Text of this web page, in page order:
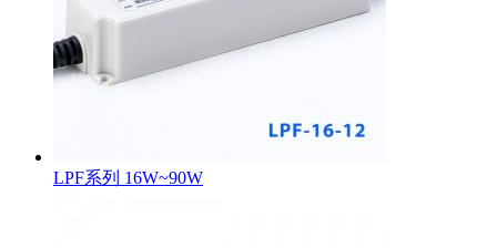
LPF系列 16W~90W